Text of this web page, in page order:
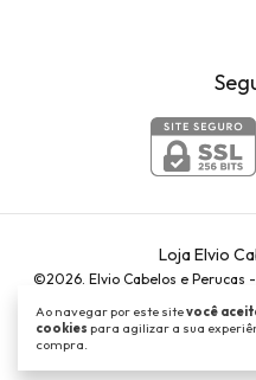
Ao navegar por este sitevocê
cookies para agilizar a sua
compra.
Loja Elvio
©2026. Elvio Cabelos e Perucas